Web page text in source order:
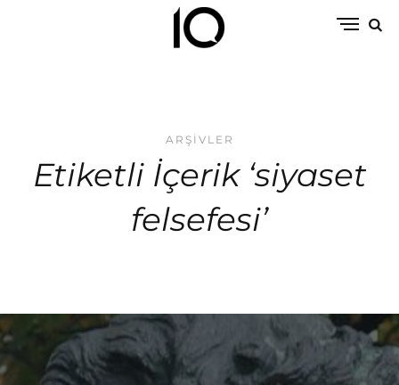
ARŞIVLER
Etiketli İçerik ‘siyaset
felsefesi’